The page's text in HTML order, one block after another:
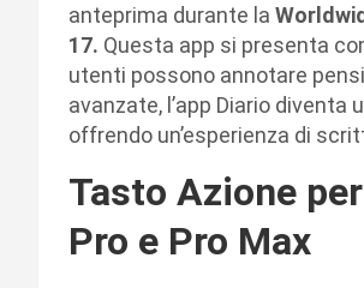
anteprima durante la
17. Questa app si presenta
utenti possono annotare
avanzate, l’app Diario
offrendo un’esperienza di
Tasto Azione
Pro e Pro Max